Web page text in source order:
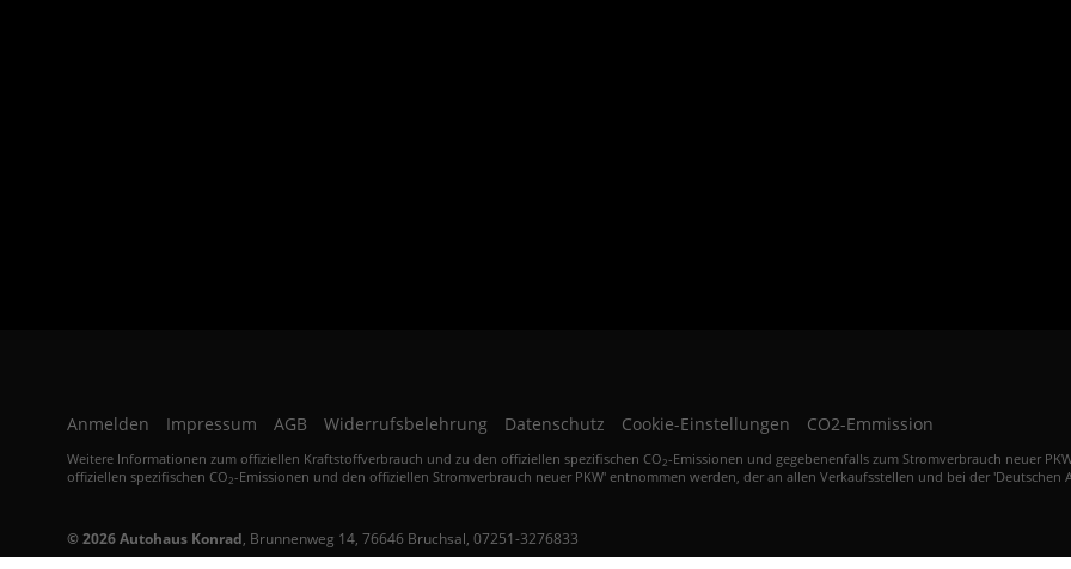
Anmelden Impressum AGB Widerrufsbelehrung Datenschutz Cookie-Einstellungen CO2-Emmission
Weitere Informationen zum offiziellen Kraftstoffverbrauch und zu den offiziellen spezifischen CO2-Emissionen und gegebenenfalls zum Stromverbrauch neuer
offiziellen spezifischen CO2-Emissionen und den offiziellen Stromverbrauch neuer PKW' entnommen werden, der an allen Verkaufsstellen und bei der
© 2026Autohaus Konrad, Brunnenweg 14, 76646 Bruchsal, 07251-3276833